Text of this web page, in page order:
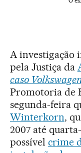
A investigação
pela Justiça da
caso
Promotoria de
segunda-feira
Winterkorn,
2007 até
possível crime